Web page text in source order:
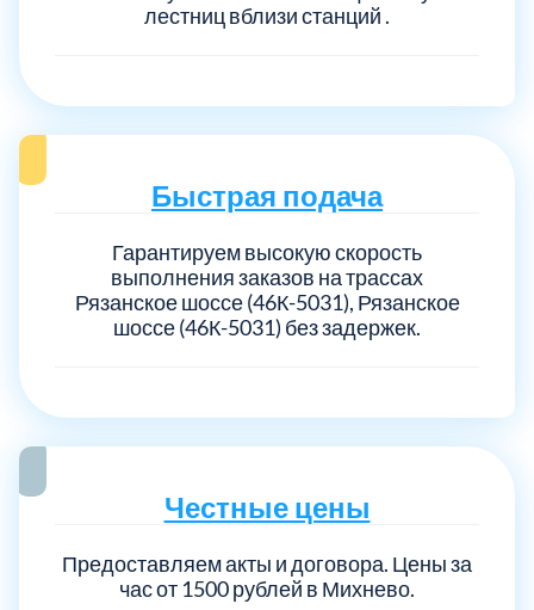
лестниц вблизи станций .
Быстрая подача
Гарантируем высокую скорость
выполнения заказов на трассах
Рязанское шоссе (46К-5031), Рязанское
шоссе (46К-5031) без задержек.
Честные цены
Предоставляем акты и договора. Цены за
час от 1500 рублей в Михнево.